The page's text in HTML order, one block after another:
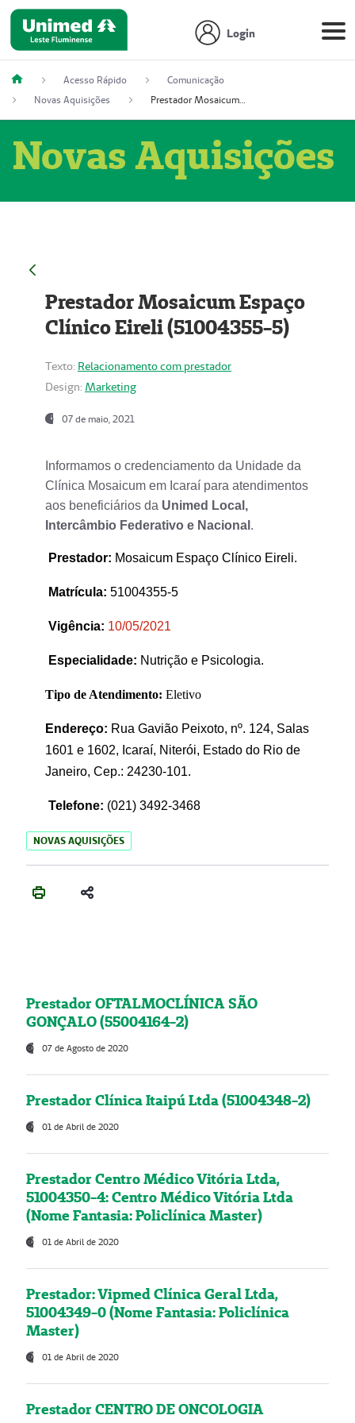
Login
Acesso Rápido
Comunicação
Novas Aquisições
Prestador Mosaicum Espaço Clínico Eireli (51004355-5)
Novas Aquisições
Prestador Mosaicum Espaço
Clínico Eireli (51004355-5)
Texto: Relacionamento com prestador
Design: Marketing
07 de maio, 2021
Informamos o credenciamento da Unidade da
Clínica Mosaicum em Icaraí para atendimentos
aos beneficiários da Unimed Local,
Intercâmbio Federativo e Nacional .
Prestador: Mosaicum Espaço Clínico Eireli.
Matrícula: 51004355-5
Vigência: 10/05/2021
Especialidade: Nutrição e Psicologia.
Tipo de Atendimento: Eletivo
Endereço: Rua Gavião Peixoto, nº. 124, Salas
1601 e 1602, Icaraí, Niterói, Estado do Rio de
Janeiro, Cep.: 24230-101.
Telefone: (021) 3492-3468
NOVAS AQUISIÇÕES
Prestador OFTALMOCLÍNICA SÃO
GONÇALO (55004164-2)
07 de Agosto de 2020
Prestador Clínica Itaipú Ltda (51004348-2)
01 de Abril de 2020
Prestador Centro Médico Vitória Ltda,
51004350-4: Centro Médico Vitória Ltda
(Nome Fantasia: Policlínica Master)
01 de Abril de 2020
Prestador: Vipmed Clínica Geral Ltda,
51004349-0 (Nome Fantasia: Policlínica
Master)
01 de Abril de 2020
Prestador CENTRO DE ONCOLOGIA